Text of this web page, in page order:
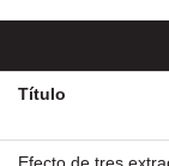
Título